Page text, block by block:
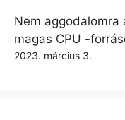
Nem aggodalomra
magas CPU -
2023. március 3.